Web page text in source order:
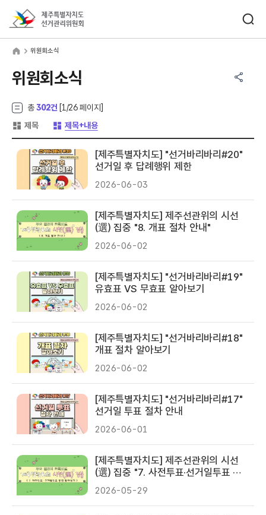
위원회소식
위원회소식
총302건 [1 /26 페이지]
제목 제목+내용
[제주특별자치도] "선거바리바리#20"
선거일 후 답례행위 제한
2026-06-03
[제주특별자치도] 제주선관위의 시선
(選) 집중 "8. 개표 절차 안내"
2026-06-02
[제주특별자치도] "선거바리바리#19"
유효표 VS 무효표 알아보기
2026-06-02
[제주특별자치도] "선거바리바리#18"
개표 절차 알아보기
2026-06-02
[제주특별자치도] "선거바리바리#17"
선거일 투표 절차 안내
2026-06-01
[제주특별자치도] 제주선관위의 시선
(選) 집중 "7. 사전투표·선거일투표 방
법 알아보기"
2026-05-29